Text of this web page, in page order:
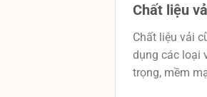
Chất liệu
Chất liệu vải
dụng các loại
trọng, mềm